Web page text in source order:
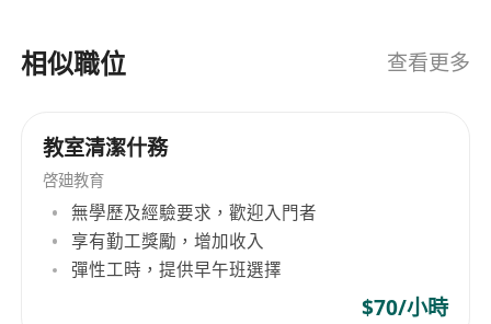
展。
大學本科或以上學歷，相關科目優先。
具備教學經驗者優先考慮，特別是線上教學經
驗。
良好的溝通能力和耐心，能夠建立良好的師生關
係。
熟悉使用數字工具和線上教學平台。
相似職位 查看更多
教室清潔什務
啓廸教育
無學歷及經驗要求，歡迎入門者
享有勤工獎勵，增加收入
彈性工時，提供早午班選擇
$70/小時